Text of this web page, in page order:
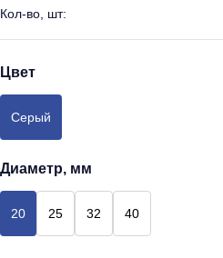
Кол-во, шт:
Цвет
Серый
Диаметр, мм
20 25 32 40